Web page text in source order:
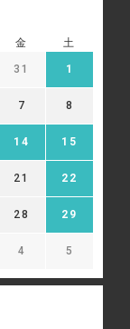
金 土
31 1
7 8
14 15
21 22
28 29
4 5